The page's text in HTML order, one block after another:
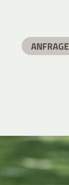
ANFRAGE